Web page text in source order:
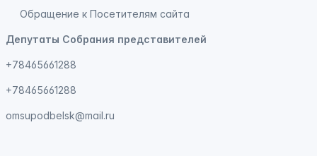
Обращение к Посетителям сайта
Депутаты Собрания представителей
+78465661288
+78465661288
omsupodbelsk@mail.ru